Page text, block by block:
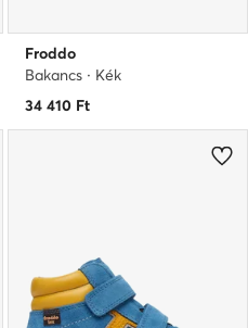
Froddo
Bakancs · Kék
34 410 Ft